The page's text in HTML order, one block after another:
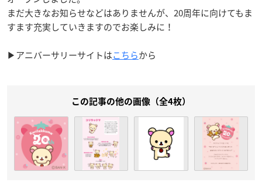
まだ大きなお知らせなどはありませんが、20周年に向けてもま
すます充実していきますのでお楽しみに！
▶アニバーサリーサイトはこちらから
この記事の他の画像（全4枚）